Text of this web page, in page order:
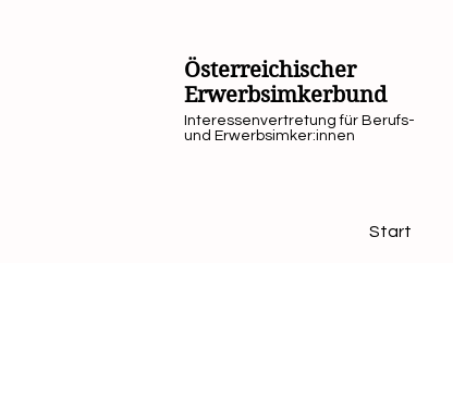
Österreichischer
Erwerbsimkerbund
Interessenvertretung für Berufs-
und Erwerbsimker:innen
Start